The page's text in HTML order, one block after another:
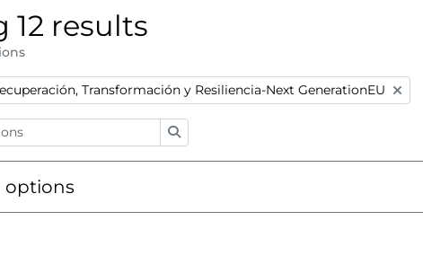
12 results
Transformación y Resiliencia-Next GenerationEU
options